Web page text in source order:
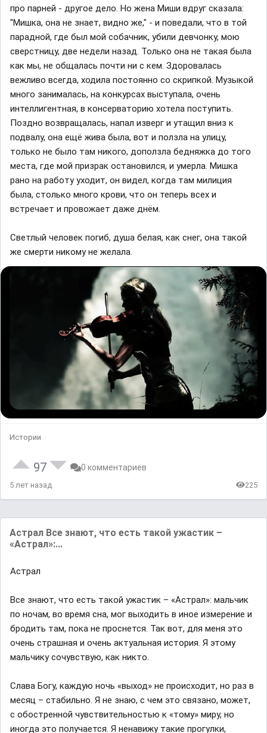
про парней - другое дело. Но жена Миши вдруг сказала:
"Мишка, она не знает, видно же," - и поведали, что в той
парадной, где был мой собачник, убили девчонку, мою
сверстницу, две недели назад. Только она не такая была
как мы, не общалась почти ни с кем. Здоровалась
вежливо всегда, ходила постоянно со скрипкой. Музыкой
много занималась, на конкурсах выступала, очень
интеллигентная, в консерваторию хотела поступить.
Поздно возвращалась, напал изверг и утащил вниз к
подвалу, она ещё жива была, вот и ползла на улицу,
только не было там никого, доползла бедняжка до того
места, где мой призрак остановился, и умерла. Мишка
рано на работу уходит, он видел, когда там милиция
была, столько много крови, что он теперь всех и
встречает и провожает даже днём.
Светлый человек погиб, душа белая, как снег, она такой
же смерти никому не желала.
Истории
97 0 комментариев
5 лет назад 225
Астрал Все знают, что есть такой ужастик –
«Астрал»:...
Астрал
Все знают, что есть такой ужастик – «Астрал»: мальчик
по ночам, во время сна, мог выходить в иное измерение и
бродить там, пока не проснется. Так вот, для меня это
очень страшная и очень актуальная история. Я этому
мальчику сочувствую, как никто.
Слава Богу, каждую ночь «выход» не происходит, но раз в
месяц – стабильно. Я не знаю, с чем это связано, может,
с обостренной чувствительностью к «тому» миру, но
иногда это получается. Я ненавижу такие прогулки,